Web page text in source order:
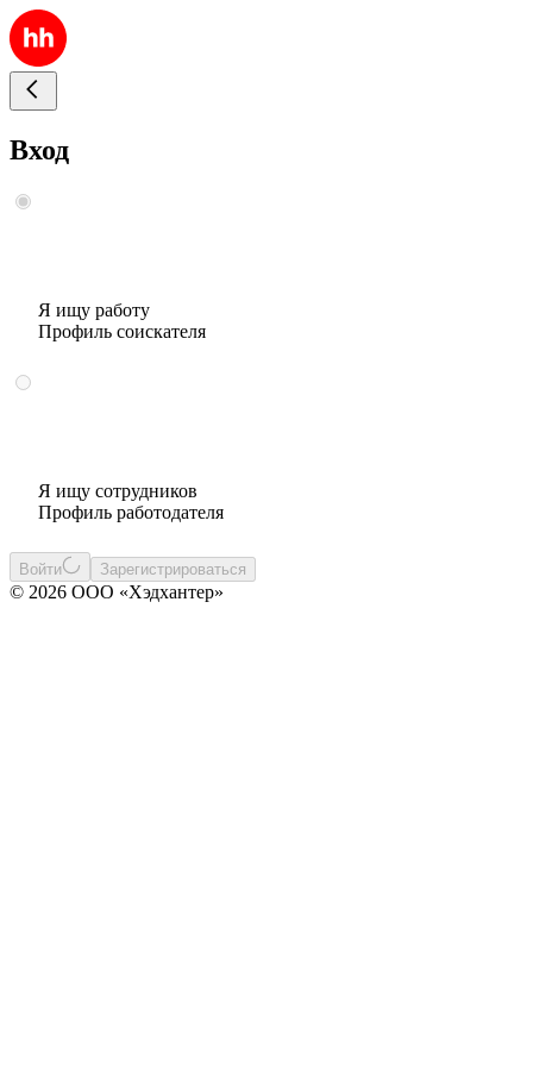
Вход
Я ищу работу
Профиль соискателя
Я ищу сотрудников
Профиль работодателя
Войти Зарегистрироваться
© 2026 ООО «Хэдхантер»